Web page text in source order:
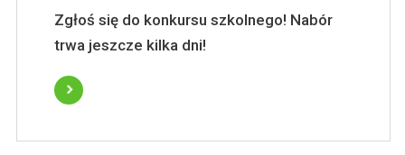
Zgłoś się do konkursu szkolnego! Nabór
trwa jeszcze kilka dni!